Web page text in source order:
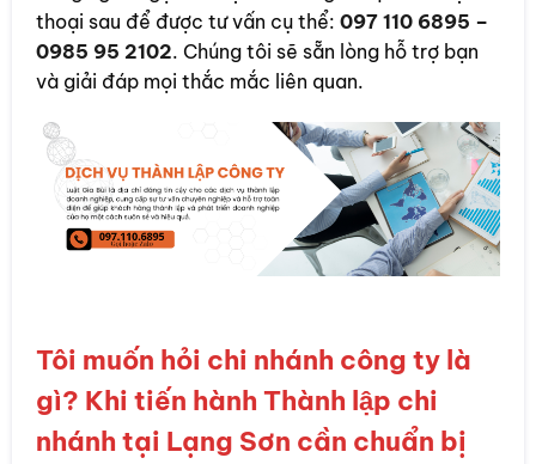
thoại sau để được tư vấn cụ thể: 097 110 6895 –
0985 95 2102. Chúng tôi sẽ sẵn lòng hỗ trợ bạn
và giải đáp mọi thắc mắc liên quan.
Tôi muốn hỏi chi nhánh công ty là
gì? Khi tiến hành Thành lập chi
nhánh tại Lạng Sơn cần chuẩn bị